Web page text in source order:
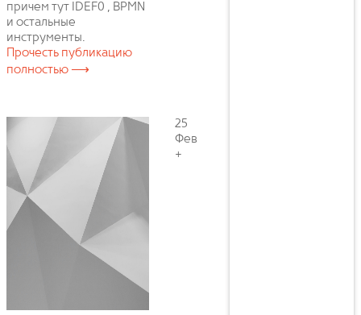
причем тут IDEF0 , BPMN
и остальные
инструменты.
Прочесть публикацию
полностью ⟶
25
Фев
+